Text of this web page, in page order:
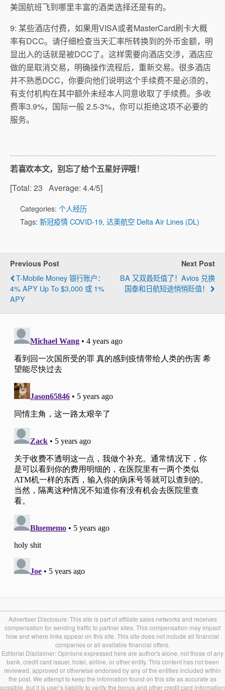
美国航班飞到哪里丰富的酒类选择还是有的。
9: 某些酒店付费，如果用VISA或者MasterCard刷卡大概
率有DCC。请仔细检查当天汇率所转换到的外币金额，明
显出入的话就是被DCC了。这样需要向酒店交涉，酒店应
做的是取消交易，明确操作流程后，重新交易。很多酒店
并不熟悉DCC，你要向他们说明这个手续费不是必须的，
有支付机构在其中额外未经本人同意收取了手续费。多收
费率3.9%，国际一般 2.5-3%，你可以拒绝这项不必要的
服务。
若喜欢本文，别忘了给个五星好评哦！
[Total: 23 Average: 4.4/5]
Categories: 个人经历
Tags: 新冠疫情 COVID-19, 达美航空 Delta Air Lines (DL)
Previous Post
T-Mobile Money 银行账户：
4% APY Up To $3,000 或 1%
APY
Next Post
BA 又双叒贬值了！Avios 兑换
国泰和日航短途悄悄贬值！
Advertiser Disclosure: This site is part of affiliate sales networks and receives
compensation for sending traffic to partner sites. This compensation may impact
how and where links appear on this site. This site does not include all financial
companies or all available financial offers.
Editorial Disclaimer: Opinions expressed here are author's alone, not those of any
bank, credit card issuer, hotel, airline, or other entity. This content has not been
reviewed, approved or otherwise endorsed by any of the entities included within
the post. We attempt to keep the information found on this site as accurate as
possible, but it is user’s liability to verify the bonus and other credit card information